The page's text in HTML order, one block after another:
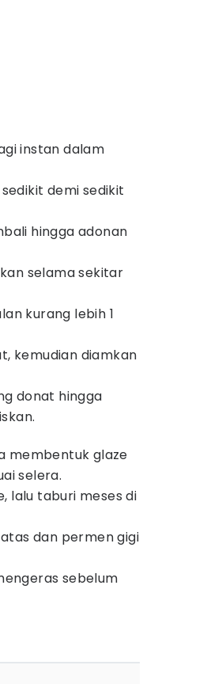
instan dalam
demi sedikit
hingga adonan
selama sekitar
kurang lebih 1
kemudian diamkan
donat hingga
membentuk glaze
selera.
lalu taburi meses di
dan permen gigi
sebelum